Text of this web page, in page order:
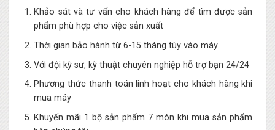
Khảo sát và tư vấn cho khách hàng để tìm được sản
phẩm phù hợp cho việc sản xuất
Thời gian bảo hành từ 6-15 tháng tùy vào máy
Với đội kỹ sư, kỹ thuật chuyên nghiệp hỗ trợ bạn 24/24
Phương thức thanh toán linh hoạt cho khách hàng khi
mua máy
Khuyến mãi 1 bộ sản phẩm 7 món khi mua sản phẩm